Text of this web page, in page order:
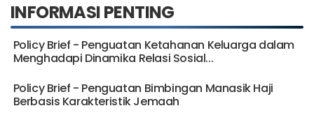
INFORMASI PENTING
Policy Brief - Penguatan Ketahanan Keluarga dalam
Menghadapi Dinamika Relasi Sosial...
Policy Brief - Penguatan Bimbingan Manasik Haji
Berbasis Karakteristik Jemaah